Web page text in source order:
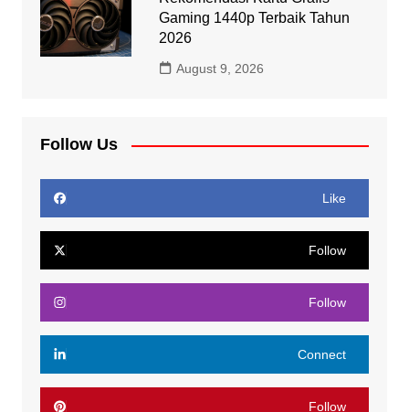
Gaming 1440p Terbaik Tahun
2026
August 9, 2026
Follow Us
Like
Follow
Follow
Connect
Follow